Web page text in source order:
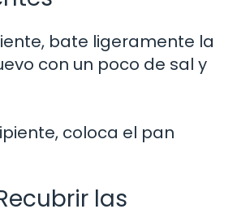
bate ligeramente la
con un poco de sal y
coloca el pan
las